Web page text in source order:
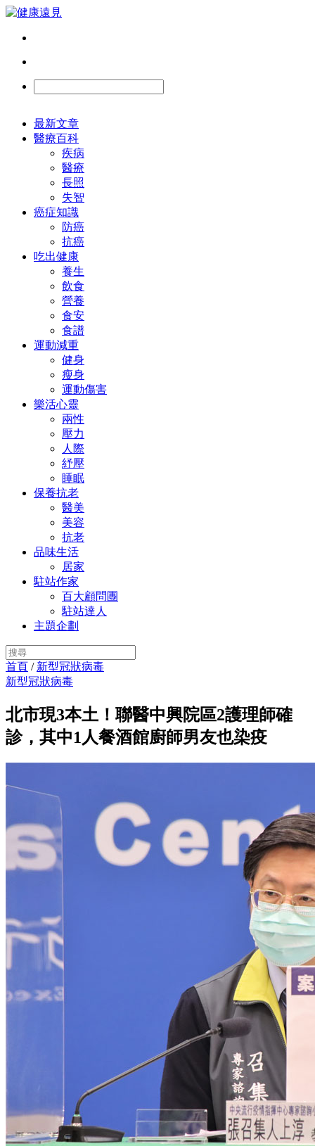
最新文章
醫療百科
疾病
醫療
長照
失智
癌症知識
防癌
抗癌
吃出健康
養生
飲食
營養
食安
食譜
運動減重
健身
瘦身
運動傷害
樂活心靈
兩性
壓力
人際
紓壓
睡眠
保養抗老
醫美
美容
抗老
品味生活
居家
駐站作家
百大顧問團
駐站達人
主題企劃
首頁 / 新型冠狀病毒
新型冠狀病毒
北市現3本土！聯醫中興院區2護理師確
診，其中1人餐酒館廚師男友也染疫